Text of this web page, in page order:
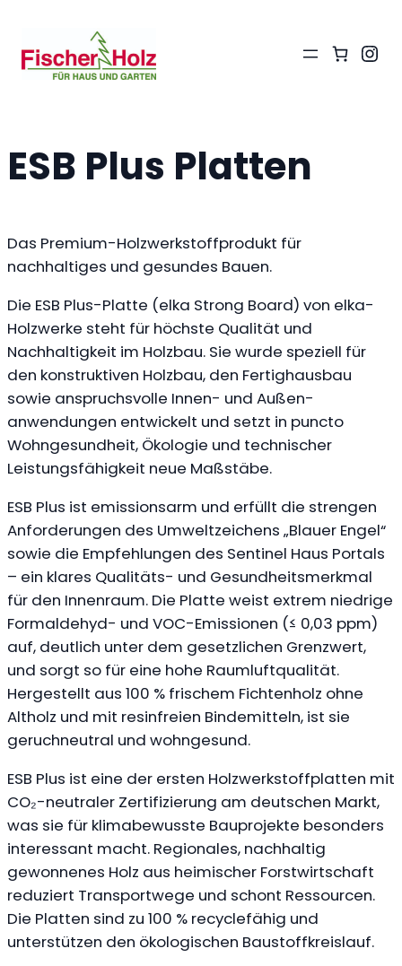
ESB Plus Platten
Das Premium-Holzwerkstoffprodukt für
nachhaltiges und gesundes Bauen.
Die ESB Plus-Platte (elka Strong Board) von elka-
Holzwerke steht für höchste Qualität und
Nachhaltigkeit im Holzbau. Sie wurde speziell für
den konstruktiven Holzbau, den Fertighausbau
sowie anspruchsvolle Innen- und Außen-
anwendungen entwickelt und setzt in puncto
Wohngesundheit, Ökologie und technischer
Leistungsfähigkeit neue Maßstäbe.
ESB Plus ist emissionsarm und erfüllt die strengen
Anforderungen des Umweltzeichens „Blauer Engel“
sowie die Empfehlungen des Sentinel Haus Portals
– ein klares Qualitäts- und Gesundheitsmerkmal
für den Innenraum. Die Platte weist extrem niedrige
Formaldehyd- und VOC-Emissionen (≤ 0,03 ppm)
auf, deutlich unter dem gesetzlichen Grenzwert,
und sorgt so für eine hohe Raumluftqualität.
Hergestellt aus 100 % frischem Fichtenholz ohne
Altholz und mit resinfreien Bindemitteln, ist sie
geruchneutral und wohngesund.
ESB Plus ist eine der ersten Holzwerkstoffplatten mit
CO₂-neutraler Zertifizierung am deutschen Markt,
was sie für klimabewusste Bauprojekte besonders
interessant macht. Regionales, nachhaltig
gewonnenes Holz aus heimischer Forstwirtschaft
reduziert Transportwege und schont Ressourcen.
Die Platten sind zu 100 % recyclefähig und
unterstützen den ökologischen Baustoffkreislauf.